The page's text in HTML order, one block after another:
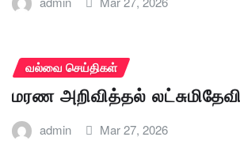
வல்வை செய்திகள்
மரண அறிவித்தல்
admin Mar 27, 2026